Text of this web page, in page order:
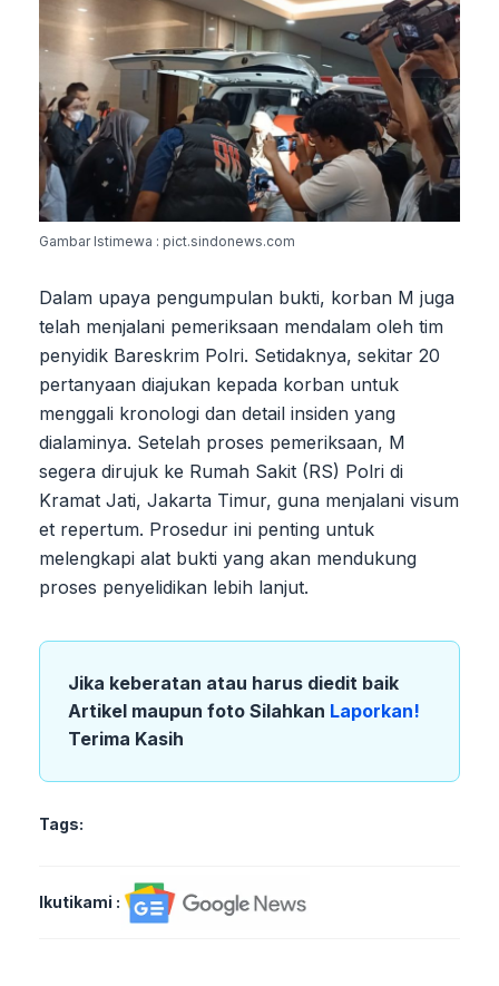
Gambar Istimewa : pict.sindonews.com
Dalam upaya pengumpulan bukti, korban M juga
telah menjalani pemeriksaan mendalam oleh tim
penyidik Bareskrim Polri. Setidaknya, sekitar 20
pertanyaan diajukan kepada korban untuk
menggali kronologi dan detail insiden yang
dialaminya. Setelah proses pemeriksaan, M
segera dirujuk ke Rumah Sakit (RS) Polri di
Kramat Jati, Jakarta Timur, guna menjalani visum
et repertum. Prosedur ini penting untuk
melengkapi alat bukti yang akan mendukung
proses penyelidikan lebih lanjut.
Jika keberatan atau harus diedit baik
Artikel maupun foto Silahkan Laporkan!
Terima Kasih
Tags:
Ikutikami :